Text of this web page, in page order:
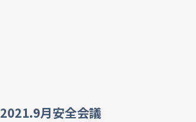
2021.9月安全会議